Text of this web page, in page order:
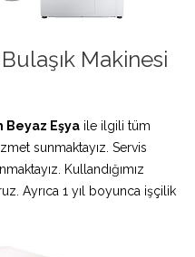
Makinesi
Beyaz Eşya ile ilgili tüm
sunmaktayız. Servis
Kullandığımız
Ayrıca 1 yıl boyunca işçilik